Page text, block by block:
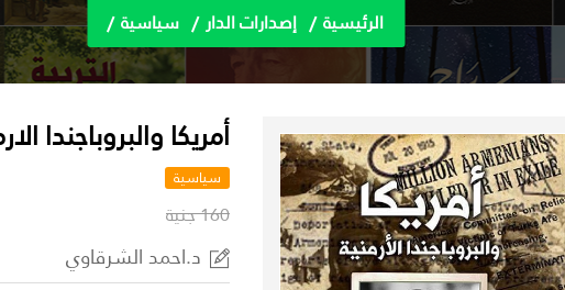
الرئيسية إصدارات الدار سياسية
أمريكا والبروباجندا
سياسية
160 جنية
د.احمد الشرقاوي